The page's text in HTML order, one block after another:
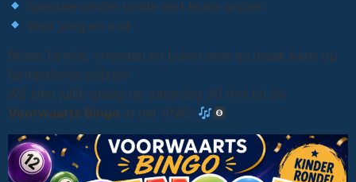
Speciale kinder ronde met leuke prijzen
Voor jong en oud
Neem familie, vrienden en buren mee en maak kans op
fantastische prijzen!
Wij zien jullie graag op zaterdag 30 mei bij de
Voorwaarts Bingo in het VMC!